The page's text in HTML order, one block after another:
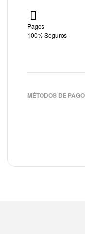
Pagos
100% Seguros
MÉTODOS DE PAGO